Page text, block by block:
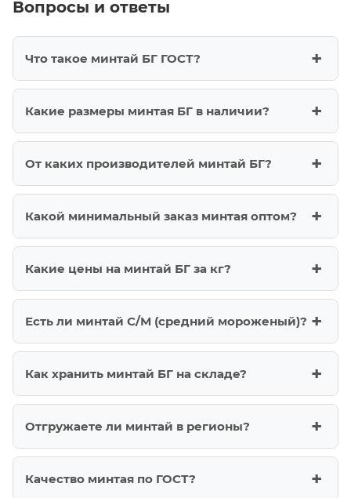
Вопросы и ответы
Что такое минтай БГ ГОСТ?
Какие размеры минтая БГ в наличии?
От каких производителей минтай БГ?
Какой минимальный заказ минтая оптом?
Какие цены на минтай БГ за кг?
Есть ли минтай С/М (средний мороженый)?
Как хранить минтай БГ на складе?
Отгружаете ли минтай в регионы?
Качество минтая по ГОСТ?